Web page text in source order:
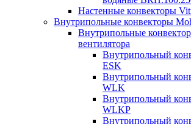
Настенные конвекторы
Внутрипольные конвекторы
Внутрипольные
вентилятора
Внутрипольный
ESK
Внутрипольный
WLK
Внутрипольный
WLKP
Внутрипольный